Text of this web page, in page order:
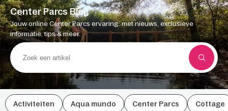
Center Parcs Blog
Jouw online Center Parcs ervaring: met nieuws, exclusieve
informatie, tips & meer.
Activiteiten Aqua mundo Center Parcs Cottage